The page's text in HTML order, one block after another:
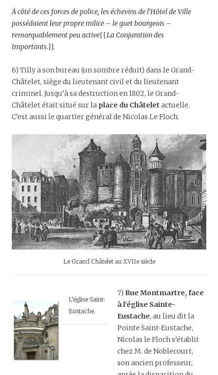
À côté de ces forces de police, les échevins de l’Hôtel de Ville
possédaient leur propre milice – le guet bourgeois –
remarquablement peu active[[La Conjuration des
Importants.]].
6) Tilly a son bureau (un sombre réduit) dans le Grand-
Châtelet, siège du lieutenant civil et du lieutenant
criminel. Jusqu’à sa destruction en 1802, le Grand-
Châtelet était situé sur la place du Châtelet actuelle.
C’est aussi le quartier général de Nicolas Le Floch.
Le Grand Châtelet au XVIIe siècle
L’église Saint-
Eustache.
7) Rue Montmartre, face
à l’église Sainte-
Eustache, au lieu dit la
Pointe Saint-Eustache,
Nicolas le Floch s’établit
chez M. de Noblecourt,
son ancien professeur,